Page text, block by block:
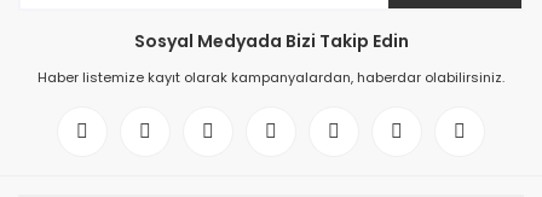
Sosyal Medyada Bizi Takip Edin
Haber listemize kayıt olarak kampanyalardan, haberdar olabilirsiniz.